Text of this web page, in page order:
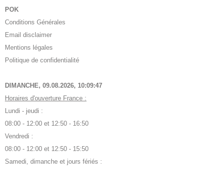
POK
Conditions Générales
Email disclaimer
Mentions légales
Politique de confidentialité
DIMANCHE, 09.08.2026, 10:09:48
Horaires d'ouverture France :
Lundi - jeudi :
08:00 - 12:00 et 12:50 - 16:50
Vendredi :
08:00 - 12:00 et 12:50 - 15:50
Samedi, dimanche et jours fériés :